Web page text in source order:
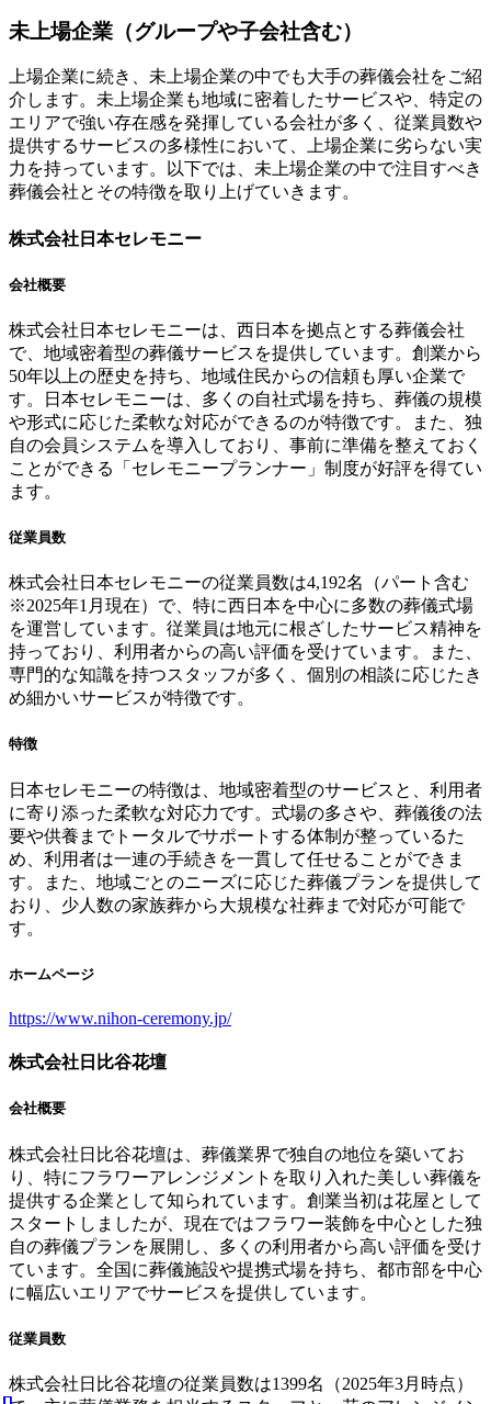
未上場企業（グループや子会社含む）
上場企業に続き、未上場企業の中でも大手の葬儀会社をご紹
介します。未上場企業も地域に密着したサービスや、特定の
エリアで強い存在感を発揮している会社が多く、従業員数や
提供するサービスの多様性において、上場企業に劣らない実
力を持っています。以下では、未上場企業の中で注目すべき
葬儀会社とその特徴を取り上げていきます。
株式会社日本セレモニー
会社概要
株式会社日本セレモニーは、西日本を拠点とする葬儀会社
で、地域密着型の葬儀サービスを提供しています。創業から
50年以上の歴史を持ち、地域住民からの信頼も厚い企業で
す。日本セレモニーは、多くの自社式場を持ち、葬儀の規模
や形式に応じた柔軟な対応ができるのが特徴です。また、独
自の会員システムを導入しており、事前に準備を整えておく
ことができる「セレモニープランナー」制度が好評を得てい
ます。
従業員数
株式会社日本セレモニーの従業員数は4,192名（パート含む
※2025年1月現在）で、特に西日本を中心に多数の葬儀式場
を運営しています。従業員は地元に根ざしたサービス精神を
持っており、利用者からの高い評価を受けています。また、
専門的な知識を持つスタッフが多く、個別の相談に応じたき
め細かいサービスが特徴です。
特徴
日本セレモニーの特徴は、地域密着型のサービスと、利用者
に寄り添った柔軟な対応力です。式場の多さや、葬儀後の法
要や供養までトータルでサポートする体制が整っているた
め、利用者は一連の手続きを一貫して任せることができま
す。また、地域ごとのニーズに応じた葬儀プランを提供して
おり、少人数の家族葬から大規模な社葬まで対応が可能で
す。
ホームページ
https://www.nihon-ceremony.jp/
株式会社日比谷花壇
会社概要
株式会社日比谷花壇は、葬儀業界で独自の地位を築いてお
り、特にフラワーアレンジメントを取り入れた美しい葬儀を
提供する企業として知られています。創業当初は花屋として
スタートしましたが、現在ではフラワー装飾を中心とした独
自の葬儀プランを展開し、多くの利用者から高い評価を受け
ています。全国に葬儀施設や提携式場を持ち、都市部を中心
に幅広いエリアでサービスを提供しています。
従業員数
株式会社日比谷花壇の従業員数は1399名（2025年3月時点）